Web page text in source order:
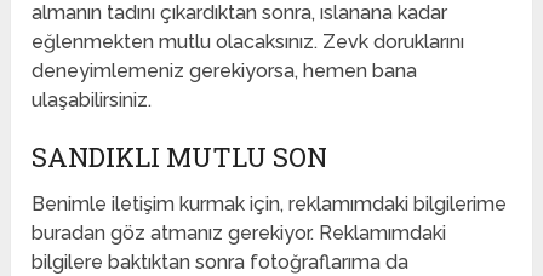
almanın tadını çıkardıktan sonra, ıslanana kadar
eğlenmekten mutlu olacaksınız. Zevk doruklarını
deneyimlemeniz gerekiyorsa, hemen bana
ulaşabilirsiniz.
SANDIKLI MUTLU SON
Benimle iletişim kurmak için, reklamımdaki bilgilerime
buradan göz atmanız gerekiyor. Reklamımdaki
bilgilere baktıktan sonra fotoğraflarıma da